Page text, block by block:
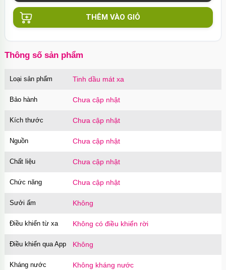
THÊM VÀO GIỎ
Thông số sản phẩm
Loại sản phẩm Tinh dầu mát xa
Bảo hành Chưa cập nhật
Kích thước Chưa cập nhật
Nguồn Chưa cập nhật
Chất liệu Chưa cập nhật
Chức năng Chưa cập nhật
Sưởi ấm Không
Điều khiển từ xa Không có điều khiển rời
Điều khiển qua App Không
Kháng nước Không kháng nước